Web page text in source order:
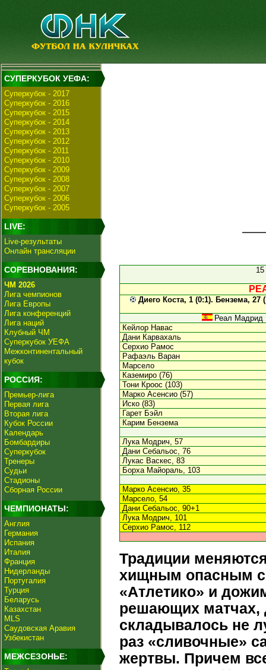
СУПЕРКУБОК УЕФА:
Суперкубок - 2017
Суперкубок - 2016
Суперкубок - 2015
Суперкубок - 2014
Суперкубок - 2013
Суперкубок - 2012
Суперкубок - 2011
Суперкубок - 2010
Суперкубок - 2009
Суперкубок - 2008
Суперкубок - 2007
Суперкубок - 2006
Суперкубок - 2005
LIVE:
Live-результаты
Онлайн трансляции
СОРЕВНОВАНИЯ:
ЧМ 2026
Лига чемпионов
Лига Европы
Лига конференций
Лига наций
Клубный ЧМ
Суперкубок УЕФА
Межконтинентальный
кубок
РОССИЯ:
Премьер-лига
Первая лига
Вторая лига
Кубок России
Календарь
Бомбардиры
Суперкубок
Тренеры
Судьи
Стадионы
Сборная России
ЧЕМПИОНАТЫ:
Англия
Германия
Испания
Италия
Франция
Нидерланды
Португалия
Турция
Беларусь
Казахстан
MLS
Саудовская Аравия
Узбекистан
МЕЖСЕЗОНЬЕ:
Диего Коста, 1 (0:1). Бензема, 27
Реал Мадрид
Кейлор Навас
Дани Карвахаль
Серхио Рамос
Рафаэль Варан
Марсело
Каземиро (76)
Тони Кроос (103)
Марко Асенсио (57)
Иско (83)
Гарет Бэйл
Карим Бензема
Лука Модрич, 57
Дани Себальос, 76
Лукас Васкес, 83
Борха Майораль, 103
Марко Асенсио, 35
Марсело, 54
Дани Себальос, 90+1
Лука Модрич, 101
Серхио Рамос, 112
Традиции
хищным опасным
«Атлетико» и
решающих матчах,
складывалось не
раз «сливочные»
жертвы. Причем